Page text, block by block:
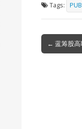
Tags:
Post
navigation
← 蓝筹股高